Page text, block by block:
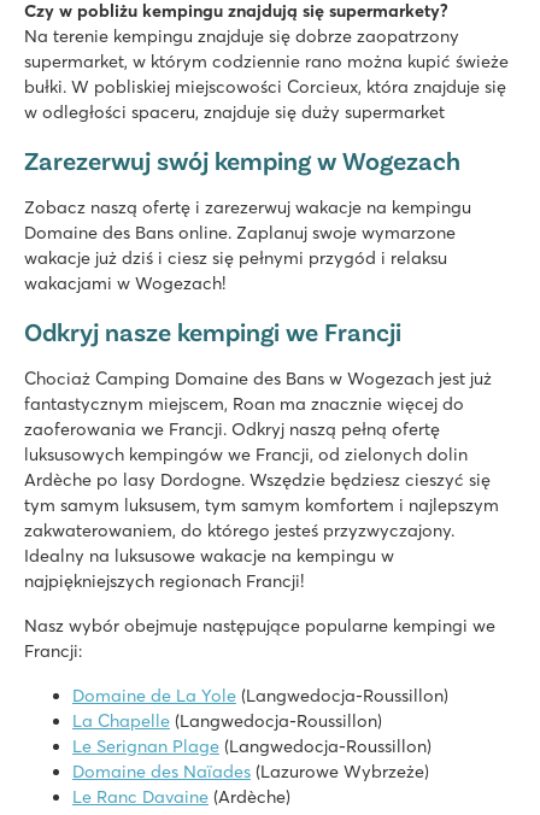
Czy w pobliżu kempingu znajdują się supermarkety?
Na terenie kempingu znajduje się dobrze zaopatrzony
supermarket, w którym codziennie rano można kupić świeże
bułki. W pobliskiej miejscowości Corcieux, która znajduje się
w odległości spaceru, znajduje się duży supermarket
Zarezerwuj swój kemping w Wogezach
Zobacz naszą ofertę i zarezerwuj wakacje na kempingu
Domaine des Bans online. Zaplanuj swoje wymarzone
wakacje już dziś i ciesz się pełnymi przygód i relaksu
wakacjami w Wogezach!
Odkryj nasze kempingi we Francji
Chociaż Camping Domaine des Bans w Wogezach jest już
fantastycznym miejscem, Roan ma znacznie więcej do
zaoferowania we Francji. Odkryj naszą pełną ofertę
luksusowych kempingów we Francji, od zielonych dolin
Ardèche po lasy Dordogne. Wszędzie będziesz cieszyć się
tym samym luksusem, tym samym komfortem i najlepszym
zakwaterowaniem, do którego jesteś przyzwyczajony.
Idealny na luksusowe wakacje na kempingu w
najpiękniejszych regionach Francji!
Nasz wybór obejmuje następujące popularne kempingi we
Francji:
Domaine de La Yole (Langwedocja-Roussillon)
La Chapelle (Langwedocja-Roussillon)
Le Serignan Plage (Langwedocja-Roussillon)
Domaine des Naïades (Lazurowe Wybrzeże)
Le Ranc Davaine (Ardèche)